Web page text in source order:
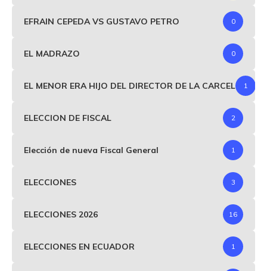
EFRAIN CEPEDA VS GUSTAVO PETRO 0
EL MADRAZO 0
EL MENOR ERA HIJO DEL DIRECTOR DE LA CARCEL 1
ELECCION DE FISCAL 2
Elección de nueva Fiscal General 1
ELECCIONES 3
ELECCIONES 2026 16
ELECCIONES EN ECUADOR 1